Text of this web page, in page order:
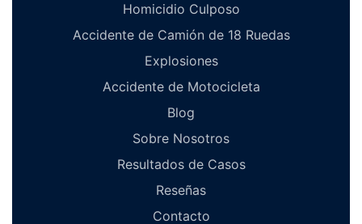
Homicidio Culposo
Accidente de Camión de 18 Ruedas
Explosiones
Accidente de Motocicleta
Blog
Sobre Nosotros
Resultados de Casos
Reseñas
Contacto